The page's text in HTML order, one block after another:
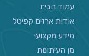
עמוד הבית
אודות ארזים קפיטל
מידע מקצועי
מן העיתונות